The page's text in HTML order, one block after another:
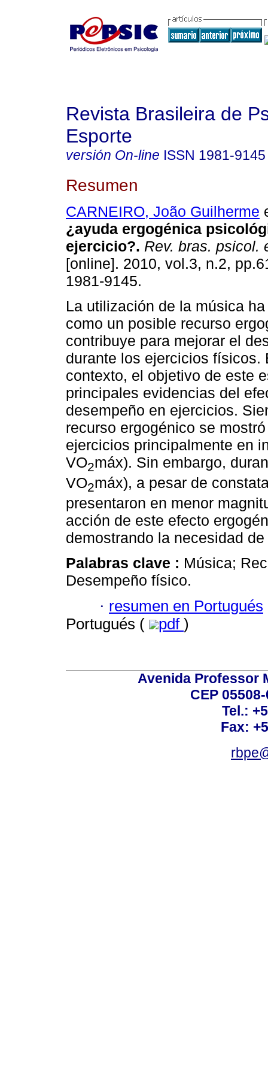
Revista Brasileira de
Esporte
versión On-line ISSN 1981-9145
Resumen
CARNEIRO, João Guilherme
¿ayuda ergogénica
ejercicio?. Rev. bras. psicol.
[online]. 2010, vol.3, n.2,
1981-9145.
La utilización de la música
como un posible recurso
contribuye para mejorar el
durante los ejercicios físicos.
contexto, el objetivo de este
principales evidencias del
desempeño en ejercicios.
recurso ergogénico se
ejercicios principalmente en
VO2máx). Sin embargo,
VO2máx), a pesar de
presentaron en menor
acción de este efecto
demostrando la necesidad
Palabras clave : Música;
Desempeño físico.
· resumen en Portugués
Portugués (
pdf )
Avenida Professor
CEP
Tel.:
Fax: